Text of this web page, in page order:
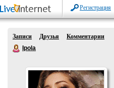
Регистрация
Записи Друзья
Комментарии
Ipola